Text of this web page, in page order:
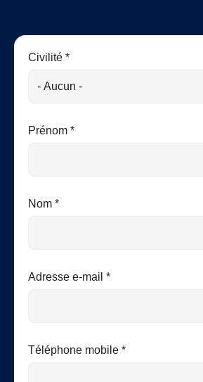
Civilité *
Prénom *
Nom *
Adresse e-mail *
Téléphone mobile *